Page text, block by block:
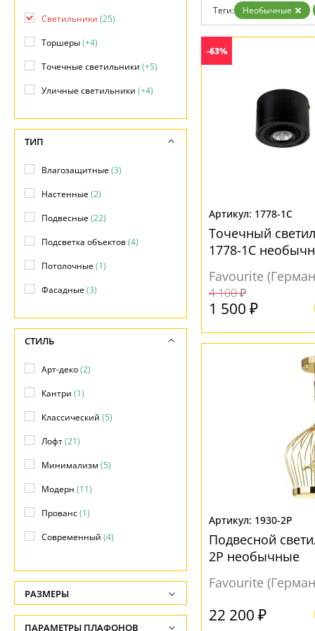
Отзывы
Дизайнерам
Бренды
Контакты
Теги: Необычные
-63%
1778-1C
Точечный
1778-1C
Favourite
4 100 ₽
1 500 ₽
1930-2P
Подвесной
2P необычные
Favourite
22 200 ₽
Светильники (25)
Торшеры(+4)
Точечные светильники (+5)
Уличные светильники (+4)
ТИП
Влагозащитные(3)
Настенные(2)
Подвесные(22)
Подсветка объектов(4)
Потолочные(1)
Фасадные(3)
СТИЛЬ
Арт-деко(2)
Кантри (1)
Классический (5)
Лофт(21)
Минимализм (5)
Модерн (11)
Прованс(1)
Современный (4)
Хай-тек(9)
РАЗМЕРЫ
Высота, см
ПАРАМЕТРЫ ПЛАФОНОВ